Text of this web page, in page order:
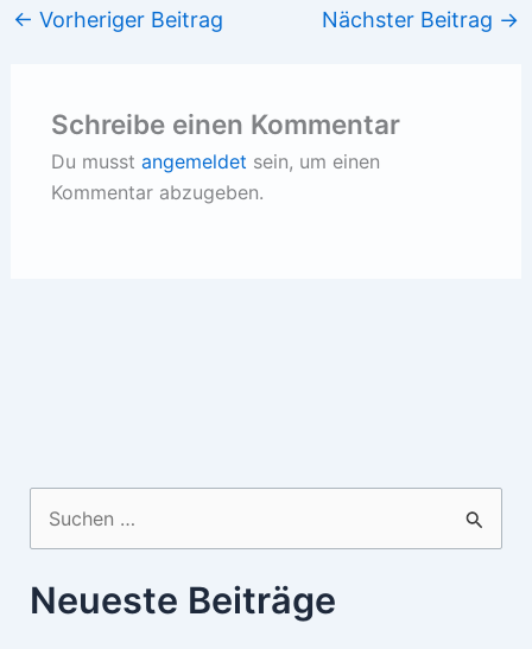
← Vorheriger Beitrag Nächster Beitrag →
Schreibe einen Kommentar
Du musst angemeldet sein, um einen
Kommentar abzugeben.
nach:
Neueste Beiträge